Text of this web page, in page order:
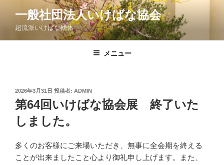
ン
一般社団法人いけばな協会
超流派いけばな団体
メニュー
投
稿
日:
2026年3月31日 投稿者: ADMIN
第64回いけばな協会展 終了いた
しました。
多くのお客様にご来場いただき、無事に全会期を終える
ことが出来ましたこと心より御礼申し上げます。また、